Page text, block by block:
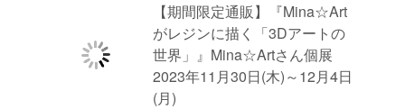
【期間限定通販】『Mina☆Art
がレジンに描く「3Dアートの
世界」』Mina☆Artさん個展
2023年11月30日(木)～12月4日
(月)